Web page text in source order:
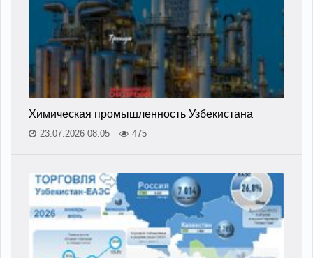
Химическая промышленность Узбекистана
23.07.2026 08:05 475